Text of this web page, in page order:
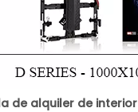
de alquiler de interior